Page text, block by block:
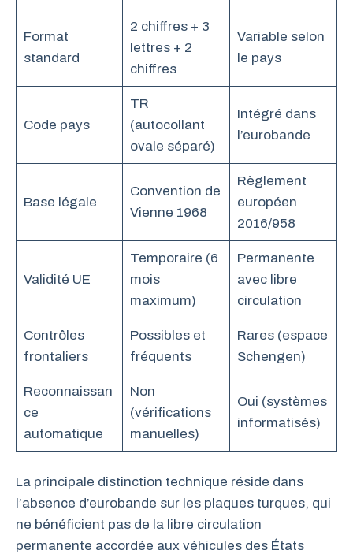
Format
standard
2 chiffres + 3
lettres + 2
chiffres
Variable selon
le pays
Code pays
TR
(autocollant
ovale séparé)
Intégré dans
l’eurobande
Base légale
Convention de
Vienne 1968
Règlement
européen
2016/958
Validité UE
Temporaire (6
mois
maximum)
Permanente
avec libre
circulation
Contrôles
frontaliers
Possibles et
fréquents
Rares (espace
Schengen)
Reconnaissan
ce
automatique
Non
(vérifications
manuelles)
Oui (systèmes
informatisés)
La principale distinction technique réside dans
l’absence d’eurobande sur les plaques turques, qui
ne bénéficient pas de la libre circulation
permanente accordée aux véhicules des États